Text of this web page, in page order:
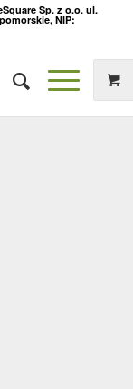
Sp. z o.o. ul.
NIP: